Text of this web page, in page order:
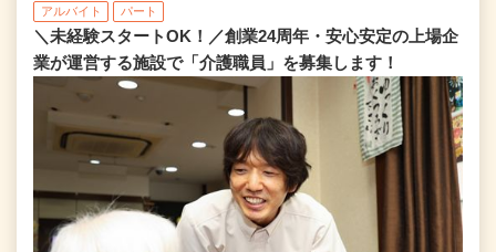
アルバイト パート
＼未経験スタートOK！／創業24周年・安心安定の上場企
業が運営する施設で「介護職員」を募集します！